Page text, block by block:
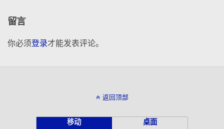
留言
你必须登录才能发表评论。
返回顶部
移动 桌面